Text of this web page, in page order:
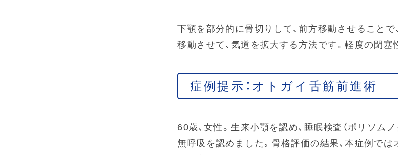
下顎を部分的に骨切りして、前方移動させること
移動させて、気道を拡大する方法です。軽度の閉塞
症例提示：オトガイ舌筋前進術
60歳、女性。生来小顎を認め、睡眠検査（ポリソ
無呼吸を認めました。骨格評価の結果、本症例で